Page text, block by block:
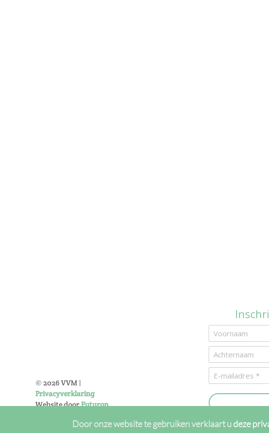
© 2026VVM |
Privacyverklaring
Website doorFuturon
Door onze website te gebruiken verklaart udeze